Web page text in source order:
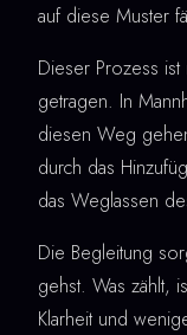
auf diese Muster
Dieser Prozess
getragen. In
diesen Weg
durch das
das Weglassen
Die Begleitung
gehst. Was zählt,
Klarheit und